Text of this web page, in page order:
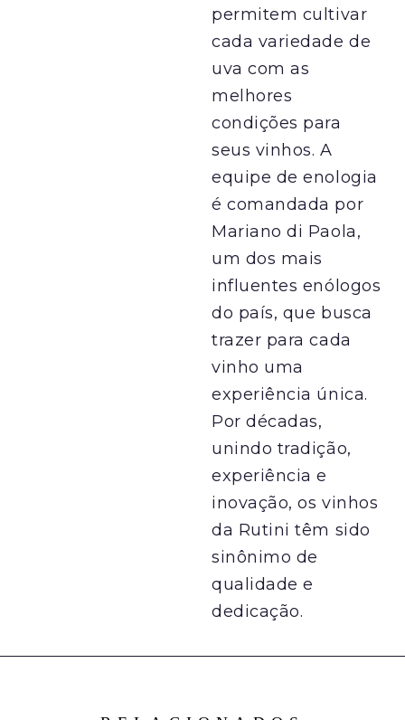
permitem cultivar
cada variedade de
uva com as
melhores
condições para
seus vinhos. A
equipe de enologia
é comandada por
Mariano di Paola,
um dos mais
influentes enólogos
do país, que busca
trazer para cada
vinho uma
experiência única.
Por décadas,
unindo tradição,
experiência e
inovação, os vinhos
da Rutini têm sido
sinônimo de
qualidade e
dedicação.